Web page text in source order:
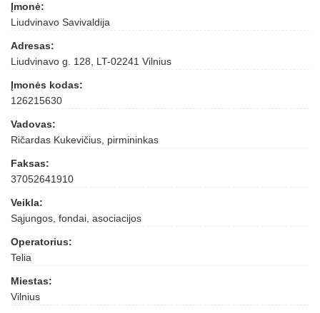
Įmonė:
Liudvinavo Savivaldija
Adresas:
Liudvinavo g. 128, LT-02241 Vilnius
Įmonės kodas:
126215630
Vadovas:
Ričardas Kukevičius, pirmininkas
Faksas:
37052641910
Veikla:
Sąjungos, fondai, asociacijos
Operatorius:
Telia
Miestas:
Vilnius